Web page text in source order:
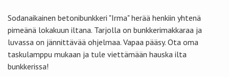
Sodanaikainen betonibunkkeri "Irma" herää henkiin yhtenä
pimeänä lokakuun iltana. Tarjolla on bunkkerimakkaraa ja
luvassa on jännittävää ohjelmaa. Vapaa pääsy. Ota oma
taskulamppu mukaan ja tule viettämään hauska ilta
bunkkerissa!